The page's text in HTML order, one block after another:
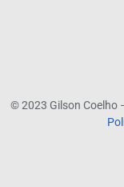
© 2023 Gilson Coelho